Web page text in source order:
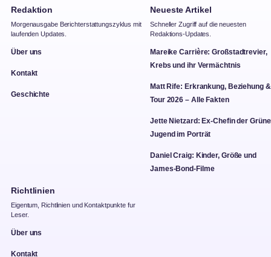
Redaktion
Morgenausgabe Berichterstattungszyklus mit
laufenden Updates.
Über uns
Kontakt
Geschichte
Neueste Artikel
Schneller Zugriff auf die neuesten
Redaktions-Updates.
Mareike Carrière: Großstadtrevier,
Krebs und ihr Vermächtnis
Matt Rife: Erkrankung, Beziehung &
Tour 2026 – Alle Fakten
Jette Nietzard: Ex-Chefin der
Jugend im Porträt
Daniel Craig: Kinder, Größe und
James-Bond-Filme
Richtlinien
Eigentum, Richtlinien und Kontaktpunkte fur
Leser.
Über uns
Kontakt